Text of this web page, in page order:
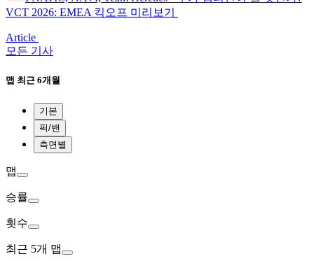
VCT 2026: EMEA 킥오프 미리보기
Article
모든 기사
맵 최근 6개월
기본
픽/밴
측면별
맵
승률
횟수
최근 5개 맵